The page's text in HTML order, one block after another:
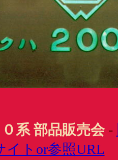
系 部品販売会-
イトor参照URL